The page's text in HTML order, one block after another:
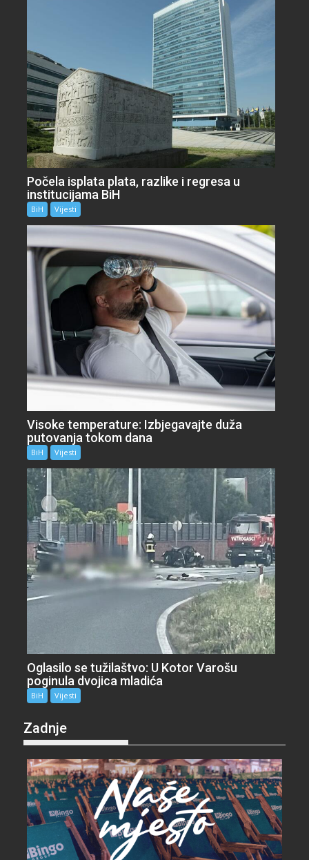
Počela isplata plata, razlike i regresa u
institucijama BiH
BiH Vijesti
Visoke temperature: Izbjegavajte duža
putovanja tokom dana
BiH Vijesti
Oglasilo se tužilaštvo: U Kotor Varošu
poginula dvojica mladića
BiH Vijesti
Zadnje